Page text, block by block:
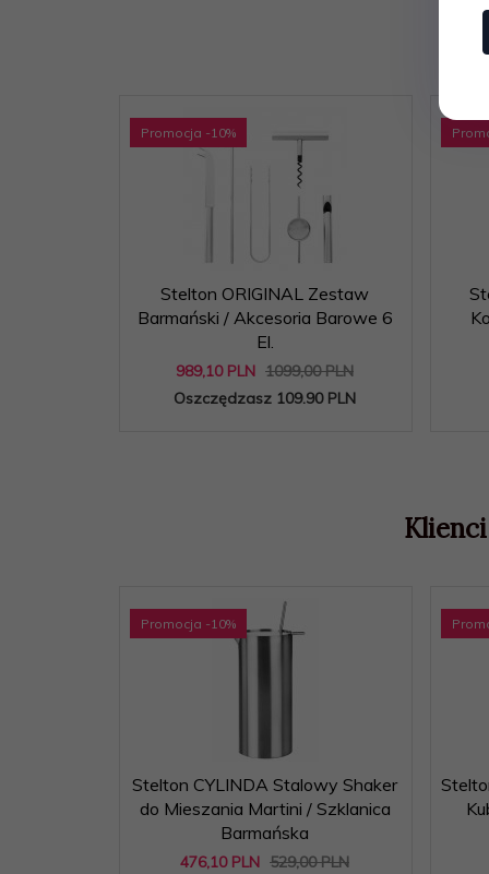
Promocja -10%
Stelton ORIGINAL Zestaw
Barmański / Akcesoria Barowe 6
El.
989,10 PLN 1099,00 PLN
Oszczędzasz 109.90 PLN
Promocja -10%
Stelton CYLINDA Stalowy Shaker
do Mieszania Martini / Szklanica
Barmańska
476,10 PLN 529,00 PLN